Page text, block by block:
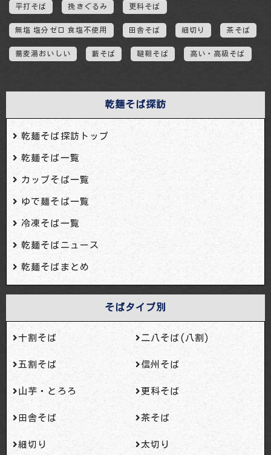
乾麺そば探訪
乾麺そば探訪トップ
乾麺そば一覧
カップそば一覧
ゆで麺そば一覧
冷凍そば一覧
乾麺そばニュース
乾麺そばまとめ
そばタイプ別
十割そば 二八そば(八割)
五割そば 信州そば
山芋・とろろ 更科そば
田舎そば 茶そば
細切り 太切り
平打そば 挽きぐるみ 更科そば
無塩 塩分ゼロ 食塩不使用 田舎そば 細切り 茶そば
蕎麦湯おいしい 藪そば 韃靼そば 高い・高級そば